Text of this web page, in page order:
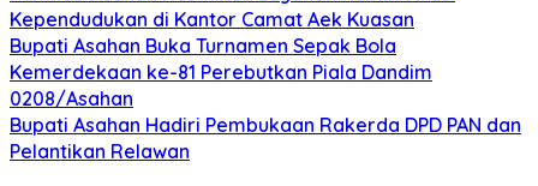
Kependudukan di Kantor Camat Aek Kuasan
Bupati Asahan Buka Turnamen Sepak Bola
Kemerdekaan ke-81 Perebutkan Piala Dandim
0208/Asahan
Bupati Asahan Hadiri Pembukaan Rakerda DPD PAN dan
Pelantikan Relawan